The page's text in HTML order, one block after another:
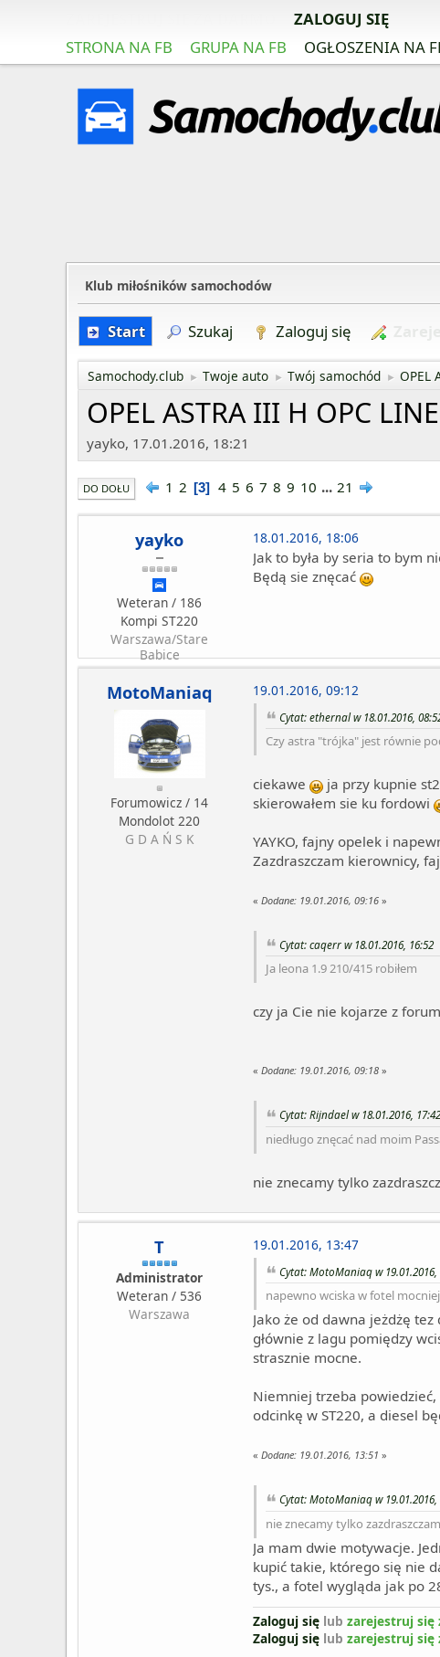
ZALOGUJ SIĘ
STRONA NA FB
GRUPA NA FB OGŁOSZENIA NA
Klub miłośników samochodów
Start Szukaj Zaloguj się
Samochody.club ► Twoje auto ► Twój samochód ► OPEL
OPEL ASTRA III H OPC
yayko, 17.01.2016, 18:21
DO DOŁU 1 2 3 4 5 6 7 8 9 10 ... 21
yayko
Weteran / 186
Kompi ST220
Warszawa/Stare
Babice
18.01.2016, 18:06
Jak to była by seria to bym
Będą sie znęcać
MotoManiaq
Forumowicz / 14
Mondolot 220
G D A Ń S K
19.01.2016, 09:12
Cytat: ethernal w 18.01.2016,
Czy astra "trójka" jest równie
ciekawe
ja przy kupnie
skierowałem sie ku fordowi
YAYKO, fajny opelek i
Zazdraszczam kierownicy,
« Dodane: 19.01.2016, 09:16 »
Cytat: caqerr w 18.01.2016, 16:52
Ja leona 1.9 210/415 robiłem
czy ja Cie nie kojarze z
« Dodane: 19.01.2016, 09:18 »
Cytat: Rijndael w 18.01.2016, 17:42
niedługo znęcać nad moim
nie znecamy tylko
T
Administrator
Weteran / 536
Warszawa
19.01.2016, 13:47
Cytat: MotoManiaq w 19.01.2016,
napewno wciska w fotel
Jako że od dawna jeżdżę
głównie z lagu pomiędzy
strasznie mocne.
Niemniej trzeba
odcinkę w ST220, a diesel
« Dodane: 19.01.2016, 13:51 »
Cytat: MotoManiaq w 19.01.2016,
nie znecamy tylko
Ja mam dwie motywacje.
kupić takie, którego się nie
tys., a fotel wygląda jak po
Zaloguj się lub zarejestruj się
Zaloguj się lub zarejestruj się